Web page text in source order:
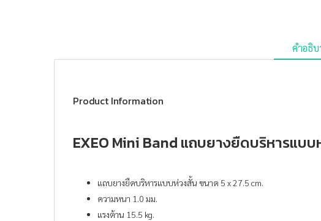
คำอธิบ
Product Information
EXEO Mini Band แถบยางยืดบริหารแบบ
แถบยางยืดบริหารแบบห่วงสั้น ขนาด 5 x 27.5 cm.
ความหนา 1.0 มม.
แรงต้าน 15.5 kg.